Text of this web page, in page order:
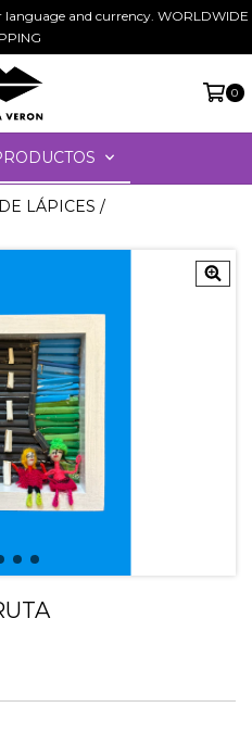
and currency. WORLDWIDE
0
LÁPICES /